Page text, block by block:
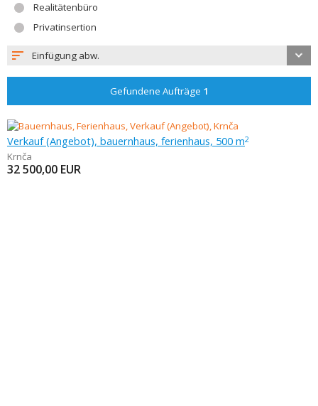
Realitätenbüro
Privatinsertion
Einfügung abw.
Gefundene Aufträge 1
Verkauf (Angebot), bauernhaus, ferienhaus, 500 m2
Krnča
32 500,00 EUR